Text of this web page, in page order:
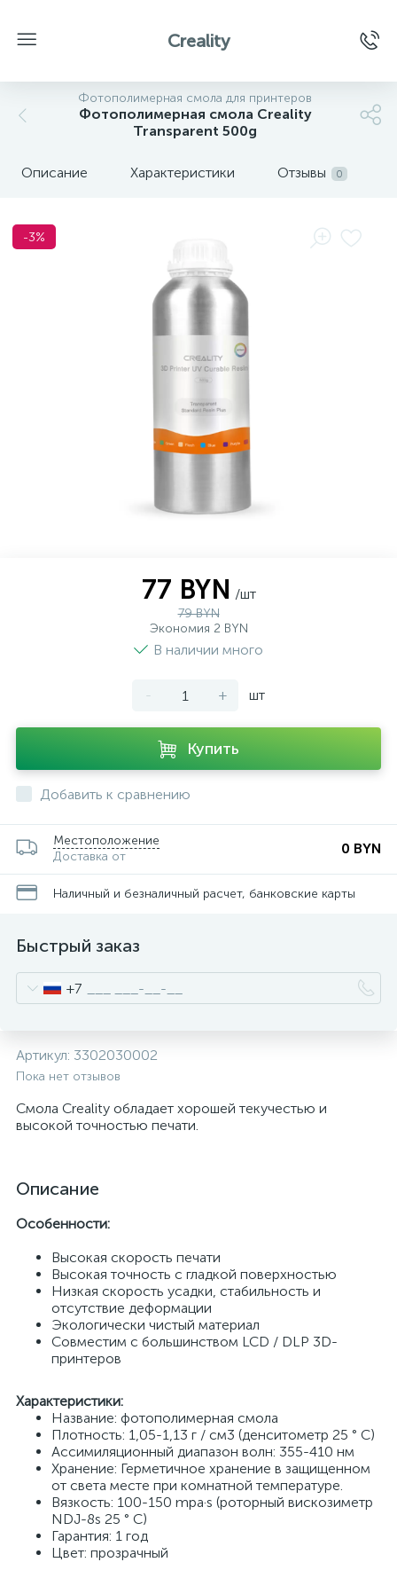
Creality
Фотополимерная смола для принтеров
Фотополимерная смола Creality
Transparent 500g
Описание Характеристики Отзывы 0
-3%
77 BYN /шт
79 BYN
Экономия 2 BYN
В наличии много
- + шт
Купить
Добавить к сравнению
Местоположение
Доставка от
0 BYN
Наличный и безналичный расчет, банковские карты
Быстрый заказ
+7
Артикул: 3302030002
Пока нет отзывов
Смола Сreality обладает хорошей текучестью и
высокой точностью печати.
Описание
Особенности:
Высокая скорость печати
Высокая точность с гладкой поверхностью
Низкая скорость усадки, стабильность и
отсутствие деформации
Экологически чистый материал
Совместим с большинством LCD / DLP 3D-
принтеров
Характеристики:
Название: фотополимерная смола
Плотность: 1,05-1,13 г / см3 (денситометр 25 ° C)
Ассимиляционный диапазон волн: 355-410 нм
Хранение: Герметичное хранение в защищенном
от света месте при комнатной температуре.
Вязкость: 100-150 mpa·s (роторный вискозиметр
NDJ-8s 25 ° C)
Гарантия: 1 год
Цвет: прозрачный